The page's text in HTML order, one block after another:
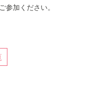
参加ください。